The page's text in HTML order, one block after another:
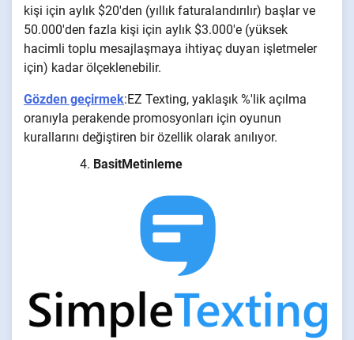
kişi için aylık $20'den (yıllık faturalandırılır) başlar ve
50.000'den fazla kişi için aylık $3.000'e (yüksek
hacimli toplu mesajlaşmaya ihtiyaç duyan işletmeler
için) kadar ölçeklenebilir.
Gözden geçirmek:EZ Texting, yaklaşık %'lik açılma
oranıyla perakende promosyonları için oyunun
kurallarını değiştiren bir özellik olarak anılıyor.
BasitMetinleme